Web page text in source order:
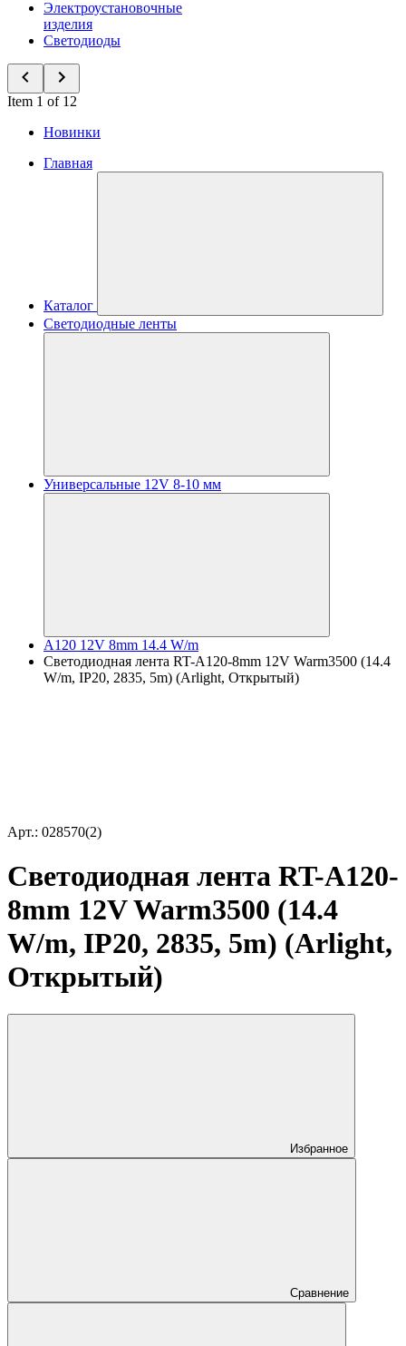
Электроустановочные
изделия
Светодиоды
Item 1 of 12
Новинки
Главная
Каталог
Светодиодные ленты
Универсальные 12V 8-10 мм
A120 12V 8mm 14.4 W/m
Светодиодная лента RT-A120-8mm 12V Warm3500 (14.4
W/m, IP20, 2835, 5m) (Arlight, Открытый)
Арт.: 028570(2)
Светодиодная лента RT-A120-
8mm 12V Warm3500 (14.4
W/m, IP20, 2835, 5m) (Arlight,
Открытый)
Избранное
Сравнение